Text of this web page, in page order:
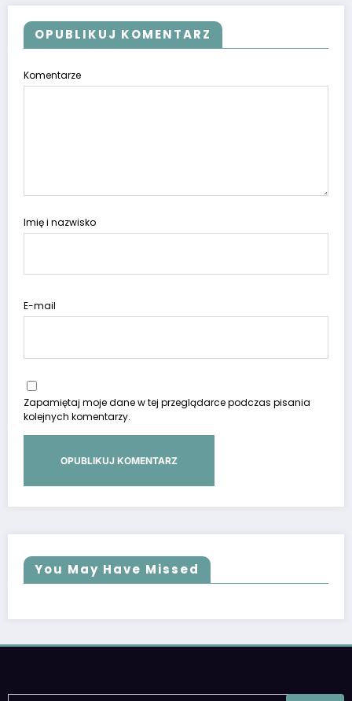
OPUBLIKUJ KOMENTARZ
Komentarze
Imię i nazwisko
E-mail
Zapamiętaj moje dane w tej przeglądarce podczas pisania
kolejnych komentarzy.
You May Have Missed